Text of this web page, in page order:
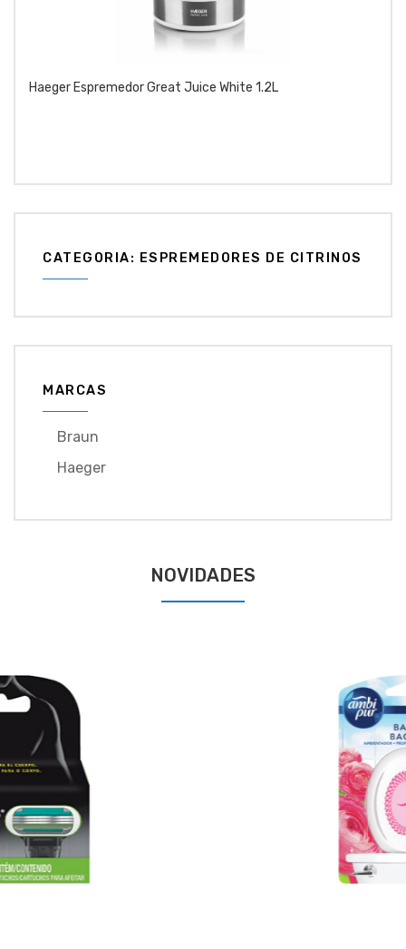
Haeger Espremedor Great Juice White 1.2L
CATEGORIA: ESPREMEDORES DE CITRINOS
MARCAS
Braun
Haeger
NOVIDADES